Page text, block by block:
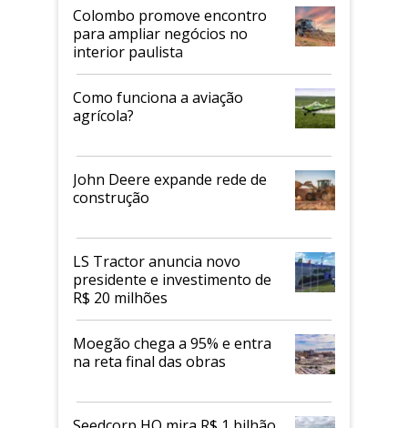
Colombo promove encontro
para ampliar negócios no
interior paulista
Como funciona a aviação
agrícola?
John Deere expande rede de
construção
LS Tractor anuncia novo
presidente e investimento de
R$ 20 milhões
Moegão chega a 95% e entra
na reta final das obras